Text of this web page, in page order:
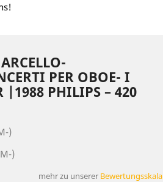
PER OBOE- I
|1988 PHILIPS ‎– 420
)
)
mehr zu unserer Bewertungsskala